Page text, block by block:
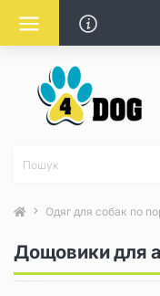
Одяг для собак по
Дощовики для